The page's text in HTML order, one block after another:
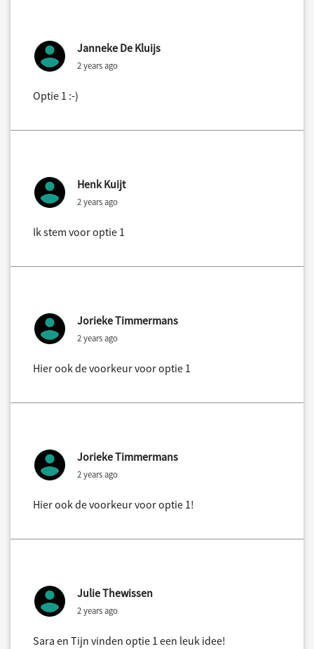
Janneke De Kluijs
2 years ago
Optie 1 :-)
Henk Kuijt
2 years ago
Ik stem voor optie 1
Jorieke Timmermans
2 years ago
Hier ook de voorkeur voor optie 1
Jorieke Timmermans
2 years ago
Hier ook de voorkeur voor optie 1!
Julie Thewissen
2 years ago
Sara en Tijn vinden optie 1 een leuk idee!